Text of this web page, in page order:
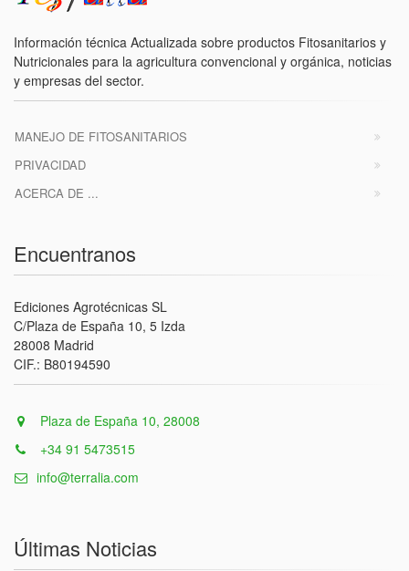
Información técnica Actualizada sobre productos Fitosanitarios y
Nutricionales para la agricultura convencional y orgánica, noticias
y empresas del sector.
MANEJO DE FITOSANITARIOS
PRIVACIDAD
ACERCA DE ...
Encuentranos
Ediciones Agrotécnicas SL
C/Plaza de España 10, 5 Izda
28008 Madrid
CIF.: B80194590
Plaza de España 10, 28008
+34 91 5473515
info@terralia.com
Últimas Noticias